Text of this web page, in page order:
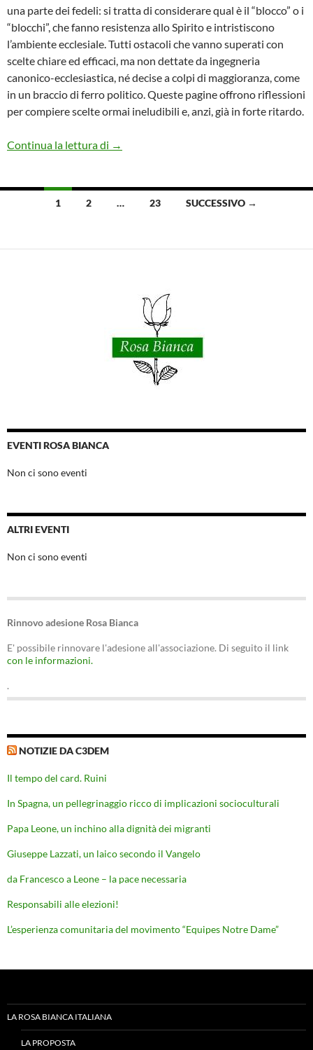
una parte dei fedeli: si tratta di considerare qual è il “blocco” o i
“blocchi”, che fanno resistenza allo Spirito e intristiscono
l’ambiente ecclesiale. Tutti ostacoli che vanno superati con
scelte chiare ed efficaci, ma non dettate da ingegneria
canonico-ecclesiastica, né decise a colpi di maggioranza, come
in un braccio di ferro politico. Queste pagine offrono riflessioni
per compiere scelte ormai ineludibili e, anzi, già in forte ritardo.
Continua la lettura di Riformare la Chiesa
→
Navigazione
1 2 … 23 SUCCESSIVO →
EVENTI ROSA BIANCA
Non ci sono eventi
ALTRI EVENTI
Non ci sono eventi
Rinnovo adesione Rosa Bianca
E' possibile rinnovare l'adesione all'associazione. Di seguito il link
con le informazioni.
.
NOTIZIE DA C3DEM
Il tempo del card. Ruini
In Spagna, un pellegrinaggio ricco di implicazioni socioculturali
Papa Leone, un inchino alla dignità dei migranti
Giuseppe Lazzati, un laico secondo il Vangelo
da Francesco a Leone – la pace necessaria
Responsabili alle elezioni!
L’esperienza comunitaria del movimento “Equipes Notre Dame”
LA ROSA BIANCA ITALIANA
LA PROPOSTA